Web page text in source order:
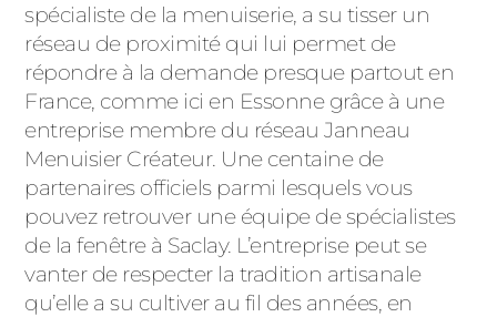
spécialiste de la menuiserie, a su tisser un
réseau de proximité qui lui permet de
répondre à la demande presque partout en
France, comme ici en Essonne grâce à une
entreprise membre du réseau Janneau
Menuisier Créateur. Une centaine de
partenaires officiels parmi lesquels vous
pouvez retrouver une équipe de spécialistes
de la fenêtre à Saclay. L’entreprise peut se
vanter de respecter la tradition artisanale
qu’elle a su cultiver au fil des années, en